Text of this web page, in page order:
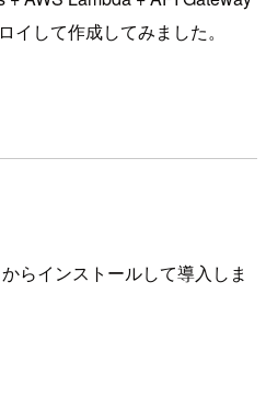
イして作成してみました。
らインストールして導入しま